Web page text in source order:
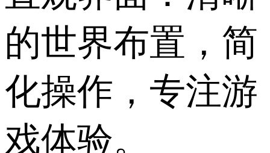
的世界布置，简
化操作，专注游
戏体验。